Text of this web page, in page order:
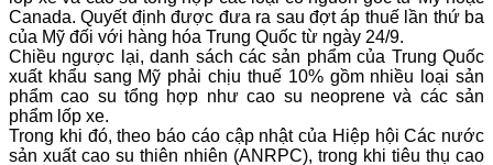
Canada. Quyết định được đưa ra sau đợt áp thuế lần thứ ba
của Mỹ đối với hàng hóa Trung Quốc từ ngày 24/9.
Chiều ngược lại, danh sách các sản phẩm của Trung Quốc
xuất khẩu sang Mỹ phải chịu thuế 10% gồm nhiều loại sản
phẩm cao su tổng hợp như cao su neoprene và các sản
phẩm lốp xe.
Trong khi đó, theo báo cáo cập nhật của Hiệp hội Các nước
sản xuất cao su thiên nhiên (ANRPC), trong khi tiêu thụ cao